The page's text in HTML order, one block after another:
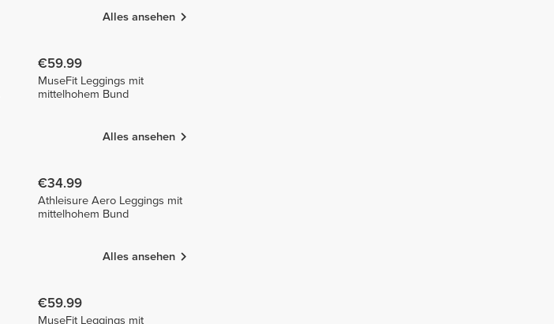
Alles ansehen
€59.99
MuseFit Leggings mit
mittelhohem Bund
Alles ansehen
€34.99
Athleisure Aero Leggings mit
mittelhohem Bund
Alles ansehen
€59.99
MuseFit Leggings mit